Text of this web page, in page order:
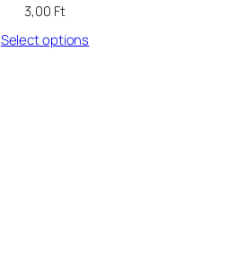
3,00 Ft
Select options